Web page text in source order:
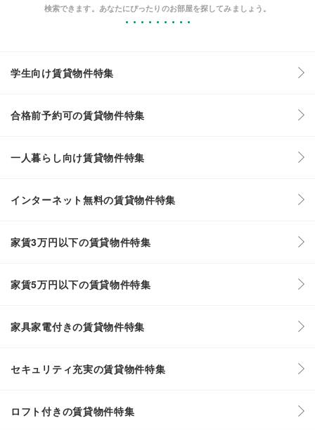
検索できます。あなたにぴったりのお部屋を探してみましょう。
学生向け賃貸物件特集
合格前予約可の賃貸物件特集
一人暮らし向け賃貸物件特集
インターネット無料の賃貸物件特集
家賃3万円以下の賃貸物件特集
家賃5万円以下の賃貸物件特集
家具家電付きの賃貸物件特集
セキュリティ充実の賃貸物件特集
ロフト付きの賃貸物件特集